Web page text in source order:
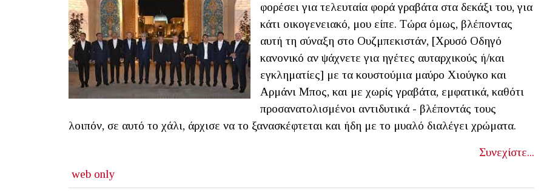
φορέσει για τελευταία φορά γραβάτα στα δεκάξι του, για
κάτι οικογενειακό, μου είπε. Τώρα όμως, βλέποντας
αυτή τη σύναξη στο Ουζμπεκιστάν, [Χρυσό Οδηγό
κανονικό αν ψάχνετε για ηγέτες αυταρχικούς ή/και
εγκληματίες] με τα κουστούμια μαύρο Χιούγκο και
Αρμάνι Μπος, και με χωρίς γραβάτα, εμφατικά, καθότι
προσανατολισμένοι αντιδυτικά - βλέποντάς τους
λοιπόν, σε αυτό το χάλι, άρχισε να το ξανασκέφτεται και ήδη με το μυαλό διαλέγει χρώματα.
Συνεχίστε...
web only